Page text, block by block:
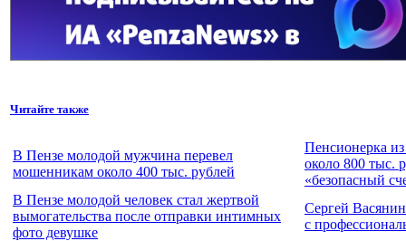
Читайте также
В Пензе молодой мужчина перевел
мошенникам около 400 тыс. рублей
Пенсионерка
около 800 тыс.
«безопасный
В Пензе молодой человек стал жертвой
вымогательства после отправки интимных
фото девушке
Сергей
с